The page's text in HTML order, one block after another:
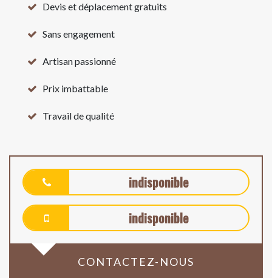
Devis et déplacement gratuits
Sans engagement
Artisan passionné
Prix imbattable
Travail de qualité
indisponible
indisponible
CONTACTEZ-NOUS